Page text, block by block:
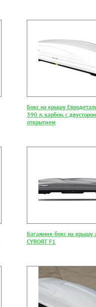
Бокс на крышу
390 л, карбон, с
открытием
Багажник-бокс на крышу
CYBORT F1